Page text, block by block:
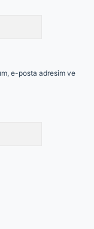
e-posta adresim ve